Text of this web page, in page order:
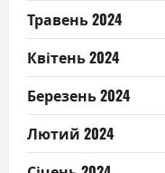
Травень 2024
Квітень 2024
Березень 2024
Лютий 2024